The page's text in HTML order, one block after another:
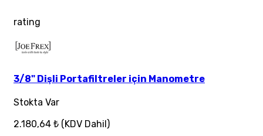
rating
3/8" Dişli Portafiltreler için Manometre
Stokta Var
2.180,64 ₺ (KDV Dahil)